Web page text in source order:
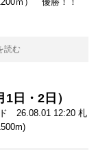
読む
日・2日）
26.08.01 12:20 札